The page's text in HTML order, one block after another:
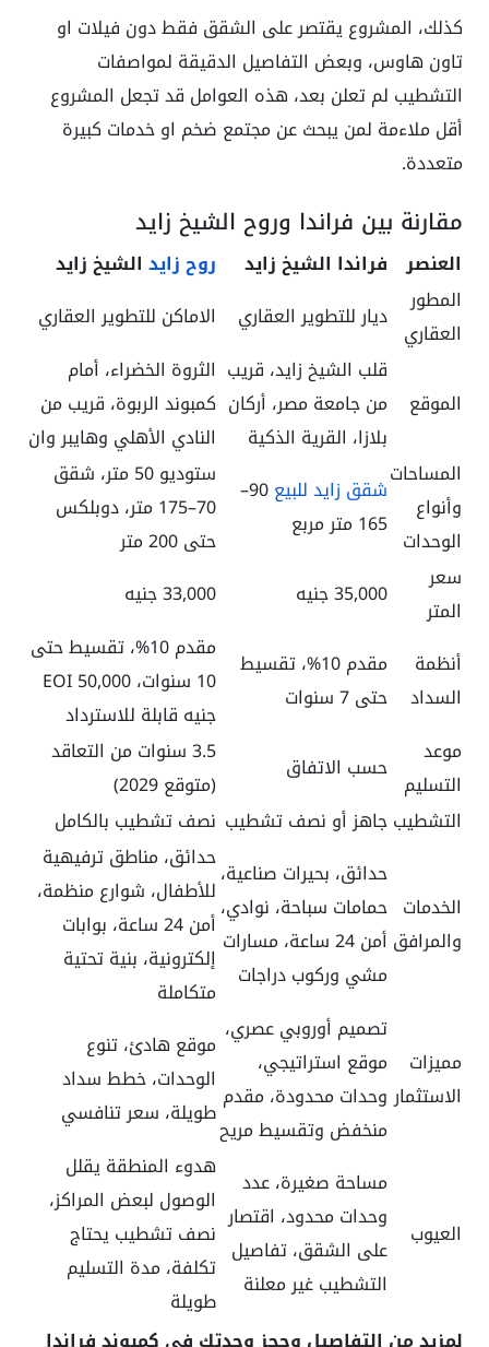
كذلك، المشروع يقتصر على الشقق فقط دون فيلات او
تاون هاوس، وبعض التفاصيل الدقيقة لمواصفات
التشطيب لم تعلن بعد، هذه العوامل قد تجعل المشروع
أقل ملاءمة لمن يبحث عن مجتمع ضخم او خدمات كبيرة
متعددة.
مقارنة بين فراندا وروح الشيخ زايد
العنصر فراندا الشيخ زايد روح زايد الشيخ زايد
المطور
العقاري
ديار للتطوير العقاري الاماكن للتطوير العقاري
الموقع
قلب الشيخ زايد، قريب
من جامعة مصر، أركان
بلازا، القرية الذكية
الثروة الخضراء، أمام
كمبوند الربوة، قريب من
النادي الأهلي وهايبر وان
المساحات
وأنواع
الوحدات
شقق زايد للبيع
90–
165 متر مربع
ستوديو 50 متر، شقق
70–175 متر، دوبلكس
حتى 200 متر
سعر
المتر
35,000 جنيه 33,000 جنيه
أنظمة
السداد
مقدم 10%، تقسيط
حتى 7 سنوات
مقدم 10%، تقسيط حتى
10 سنوات، EOI 50,000
جنيه قابلة للاسترداد
موعد
التسليم
حسب الاتفاق
3.5 سنوات من التعاقد
(متوقع 2029)
التشطيبجاهز أو نصف تشطيب نصف تشطيب بالكامل
الخدمات
والمرافق
حدائق، بحيرات صناعية،
حمامات سباحة، نوادي،
أمن 24 ساعة، مسارات
مشي وركوب دراجات
حدائق، مناطق ترفيهية
للأطفال، شوارع منظمة،
أمن 24 ساعة، بوابات
إلكترونية، بنية تحتية
متكاملة
مميزات
الاستثمار
تصميم أوروبي عصري،
موقع استراتيجي،
وحدات محدودة، مقدم
منخفض وتقسيط مريح
موقع هادئ، تنوع
الوحدات، خطط سداد
طويلة، سعر تنافسي
العيوب
مساحة صغيرة، عدد
وحدات محدود، اقتصار
على الشقق، تفاصيل
التشطيب غير معلنة
هدوء المنطقة يقلل
الوصول لبعض المراكز،
نصف تشطيب يحتاج
تكلفة، مدة التسليم
طويلة